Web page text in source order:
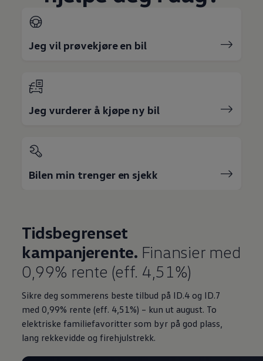
Jeg vil prøvekjøre en bil
Jeg vurderer å kjøpe ny bil
Bilen min trenger en sjekk
Tidsbegrenset
kampanjerente. Finansier med
0,99% rente (eff. 4,51%)
Sikre deg sommerens beste tilbud på ID.4 og ID.7
med 0,99% rente (eff. 4,51%) – kun ut august. To
elektriske familiefavoritter som byr på god plass,
lang rekkevidde og firehjulstrekk.